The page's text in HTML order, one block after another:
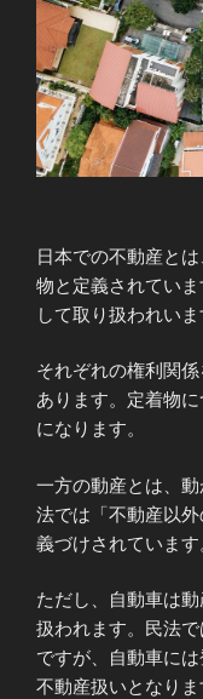
日本での不動産と
物と定義されてい
して取り扱われいま
それぞれの権利関
あります。定着物
になります。
一方の動産とは、
法では「不動産以
義づけされています
ただし、自動車は
扱われます。民法
ですが、自動車に
不動産扱いとなり